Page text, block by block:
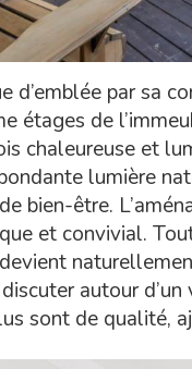
d’emblée par sa
étages de
chaleureuse et
lumière
bien-être.
et convivial.
autour
sont de qualité,